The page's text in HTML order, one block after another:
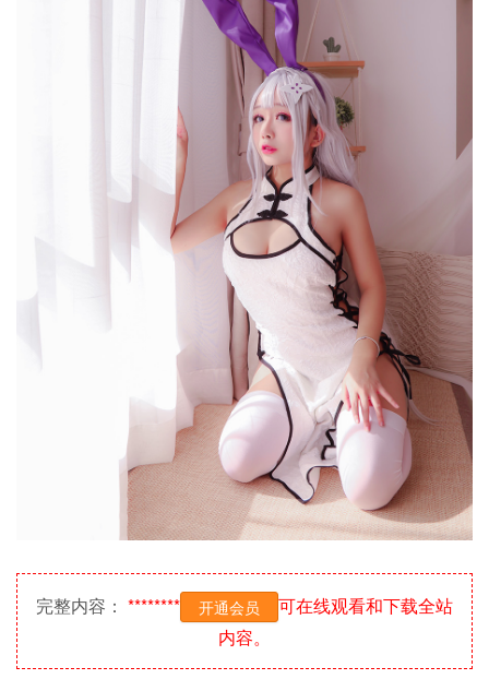
完整内容： ******** 开通会员
可在线观看和下载全站
内容。